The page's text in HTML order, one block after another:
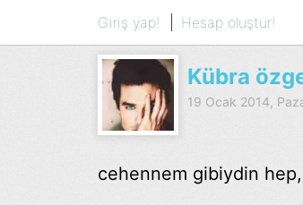
Giriş yap! Hesap oluştur!
Kübra
19 Ocak 2014,
cehennem gibiydin